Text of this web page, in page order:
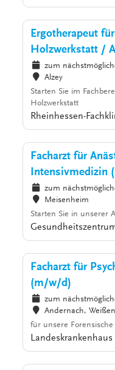
Ergotherapeut
Holzwerkstatt /
zum
Alzey
Starten Sie im
Holzwerkstatt
Rheinhessen-
Facharzt für
Intensivmedizin
zum
Meisenheim
Starten Sie in unserer
Facharzt für
(m/w/d)
zum
Andernach,
für unsere Forensische